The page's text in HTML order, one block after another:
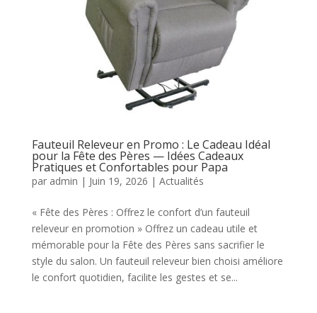
Fauteuil Releveur en Promo : Le Cadeau Idéal
pour la Fête des Pères — Idées Cadeaux
Pratiques et Confortables pour Papa
par admin | Juin 19, 2026 | Actualités
« Fête des Pères : Offrez le confort d’un fauteuil
releveur en promotion » Offrez un cadeau utile et
mémorable pour la Fête des Pères sans sacrifier le
style du salon. Un fauteuil releveur bien choisi améliore
le confort quotidien, facilite les gestes et se...